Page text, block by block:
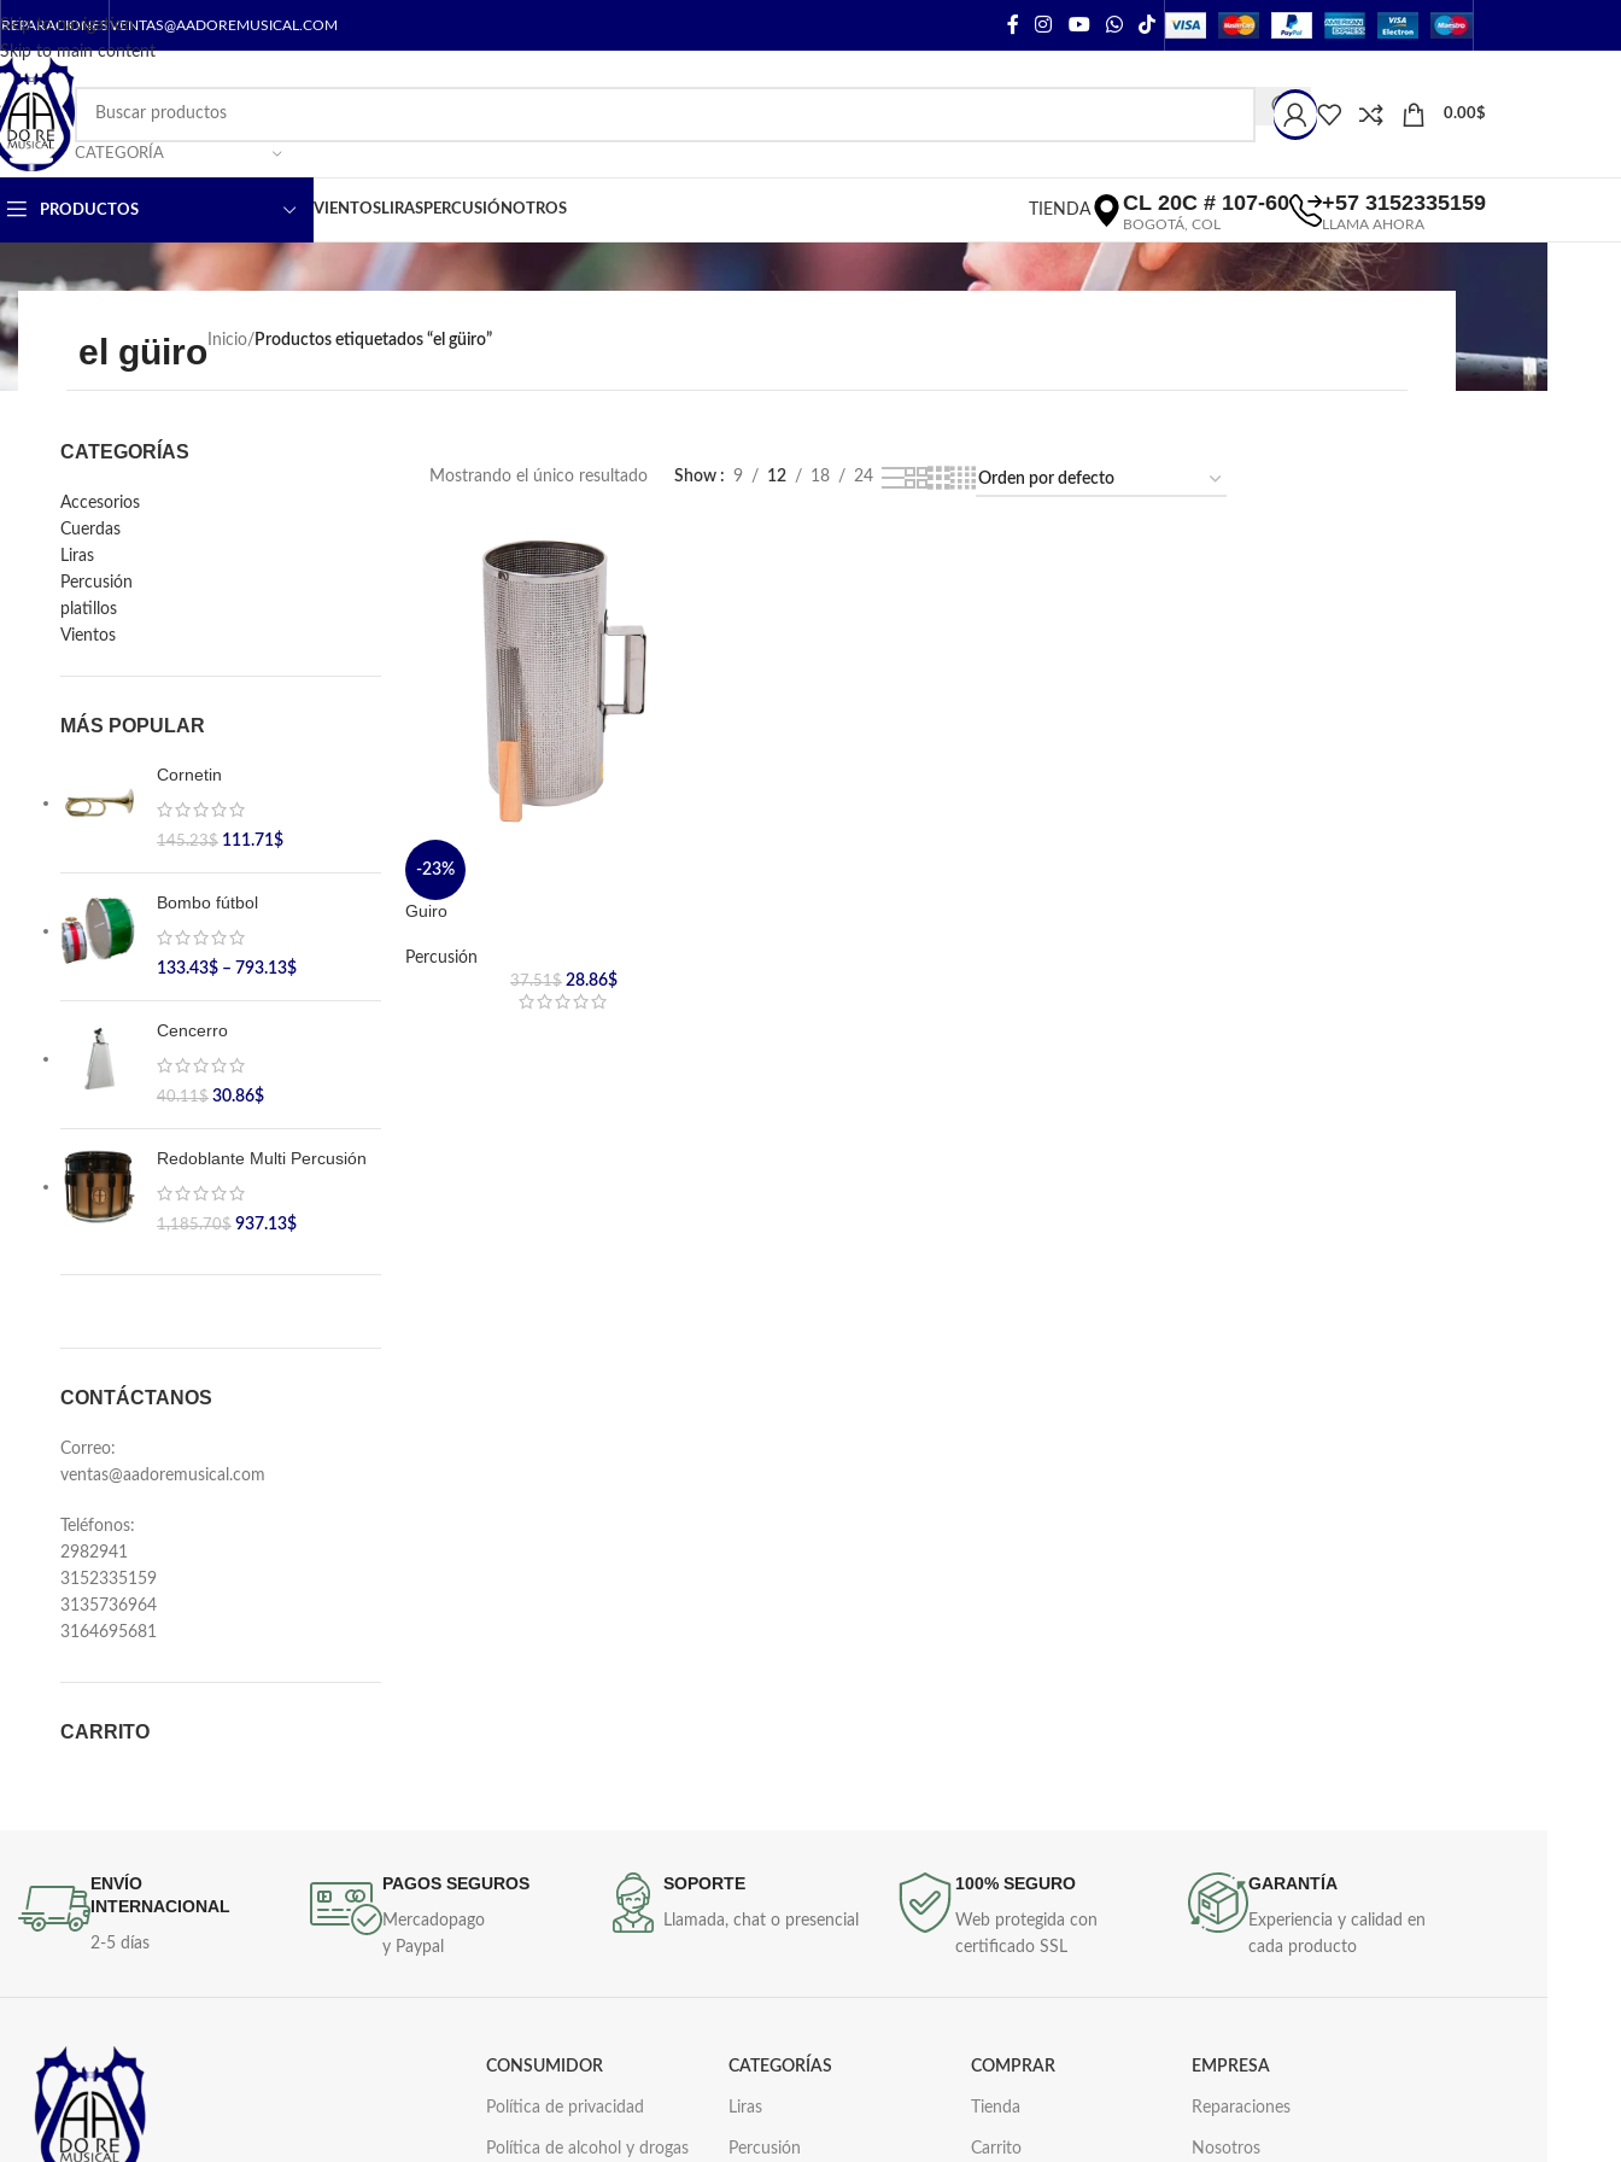
Skip to navigation
Skip to main content
REPARACIONESVENTAS@AADOREMUSICAL.COM
CATEGORÍA
0.00$
PRODUCTOS VIENTOSLIRASPERCUSIÓNOTROS TIENDA CL 20C # 107-60
BOGOTÁ, COL
+57 3152335159
LLAMA AHORA
el güiro Inicio/ Productos etiquetados “el güiro”
CATEGORÍAS
Accesorios
Cuerdas
Liras
Percusión
platillos
Vientos
MÁS POPULAR
Cornetin
145.23$ 111.71$
Bombo fútbol
133.43$ – 793.13$
Cencerro
40.11$ 30.86$
Redoblante Multi Percusión
1,185.70$ 937.13$
CONTÁCTANOS
Correo:
ventas@aadoremusical.com
Teléfonos:
2982941
3152335159
3135736964
3164695681
CARRITO
Mostrando el único resultado Show 9 12 18 24
-23%
Guiro
Percusión
37.51$ 28.86$
ENVÍO
INTERNACIONAL
2-5 días
PAGOS SEGUROS
Mercadopago
y Paypal
SOPORTE
Llamada, chat o presencial
100% SEGURO
Web protegida con
certificado SSL
GARANTÍA
Experiencia y calidad en
cada producto
CONSUMIDOR
Política de privacidad
Política de alcohol y drogas
CATEGORÍAS
Liras
Percusión
COMPRAR
Tienda
Carrito
EMPRESA
Reparaciones
Nosotros